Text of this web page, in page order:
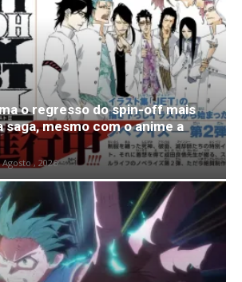
o regresso do spin-off mais
saga, mesmo com o anime a
Agosto , 2026